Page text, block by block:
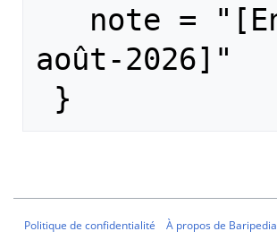
août-2026]"
Politique de confidentialité À propos de Baripedia